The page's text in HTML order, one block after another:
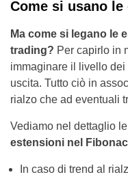
Come si usano
Ma come si legano le
trading? Per capirlo in
immaginare il livello
uscita. Tutto ciò in
rialzo che ad eventuali
Vediamo nel dettaglio
estensioni nel
In caso di trend al